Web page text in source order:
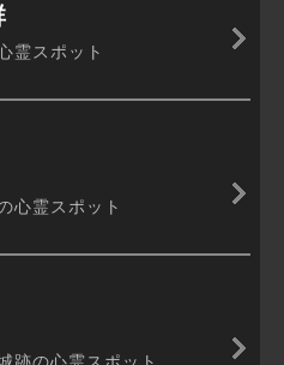
霊スポット
心霊スポット